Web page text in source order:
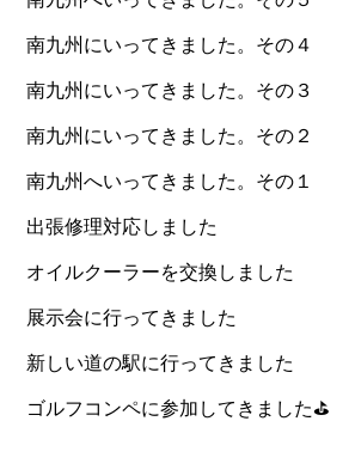
南九州にいってきました。その４
南九州にいってきました。その３
南九州にいってきました。その２
南九州へいってきました。その１
出張修理対応しました
オイルクーラーを交換しました
展示会に行ってきました
新しい道の駅に行ってきました
ゴルフコンペに参加してきました⛳️